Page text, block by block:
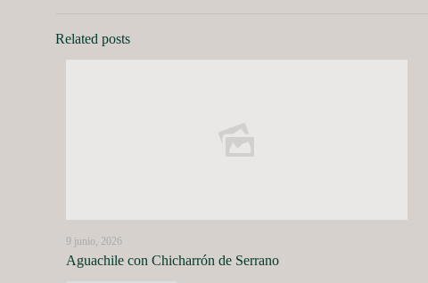
Related posts
9 junio, 2026
Aguachile con Chicharrón de Serrano